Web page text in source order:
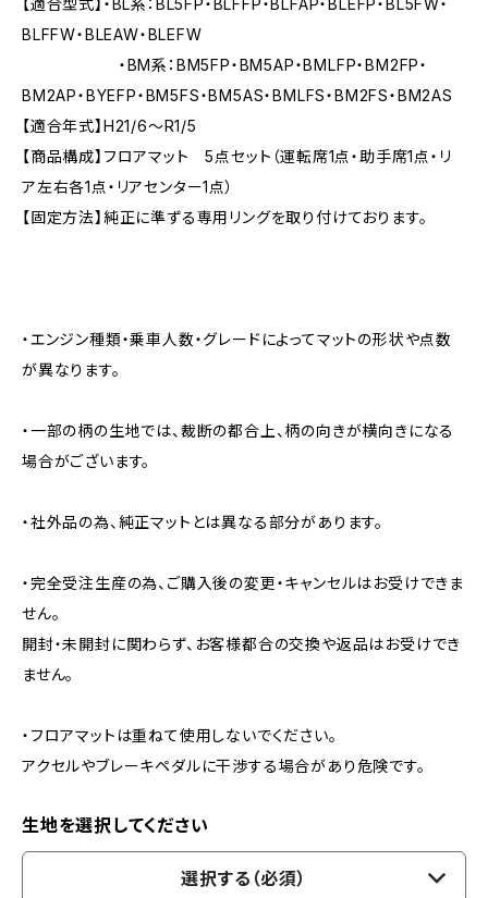
【適合型式】・BL系：BL5FP・BLFFP・BLFAP・BLEFP・BL5FW・
BLFFW・BLEAW・BLEFW
・BM系：BM5FP・BM5AP・BMLFP・BM2FP・
BM2AP・BYEFP・BM5FS・BM5AS・BMLFS・BM2FS・BM2AS
【適合年式】H21/6〜R1/5
【商品構成】フロアマット 5点セット（運転席1点・助手席1点・リ
ア左右各1点・リアセンター1点）
【固定方法】純正に準ずる専用リングを取り付けております。
・エンジン種類・乗車人数・グレードによってマットの形状や点数
が異なります。
・一部の柄の生地では、裁断の都合上、柄の向きが横向きになる
場合がございます。
・社外品の為、純正マットとは異なる部分があります。
・完全受注生産の為、ご購入後の変更・キャンセルはお受けできま
せん。
開封・未開封に関わらず、お客様都合の交換や返品はお受けでき
ません。
・フロアマットは重ねて使用しないでください。
アクセルやブレーキペダルに干渉する場合があり危険です。
生地を選択してください
選択する（必須）